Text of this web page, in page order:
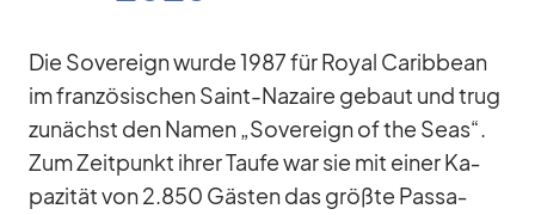
Die So­ve­reign wurde 1987 für Royal Ca­rib­bean
im fran­zö­si­schen Saint-Na­zaire ge­baut und trug
zu­nächst den Na­men „So­ve­reign of the Seas“.
Zum Zeit­punkt ih­rer Taufe war sie mit ei­ner Ka­
pa­zi­tät von 2.850 Gäs­ten das größte Pas­sa­